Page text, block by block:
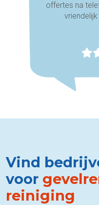
offertes na
vriendelijk
Vind
voor
reiniging